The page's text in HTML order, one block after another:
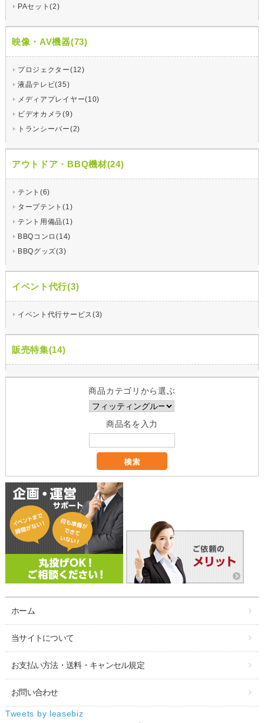
PAセット(2)
映像・AV機器(73)
プロジェクター(12)
液晶テレビ(35)
メディアプレイヤー(10)
ビデオカメラ(9)
トランシーバー(2)
アウトドア・BBQ機材(24)
テント(6)
タープテント(1)
テント用備品(1)
BBQコンロ(14)
BBQグッズ(3)
イベント代行(3)
イベント代行サービス(3)
販売特集(14)
商品カテゴリから選ぶ
商品名を入力
ホーム
当サイトについて
お支払い方法・送料・キャンセル規定
お問い合わせ
Tweets by leasebiz